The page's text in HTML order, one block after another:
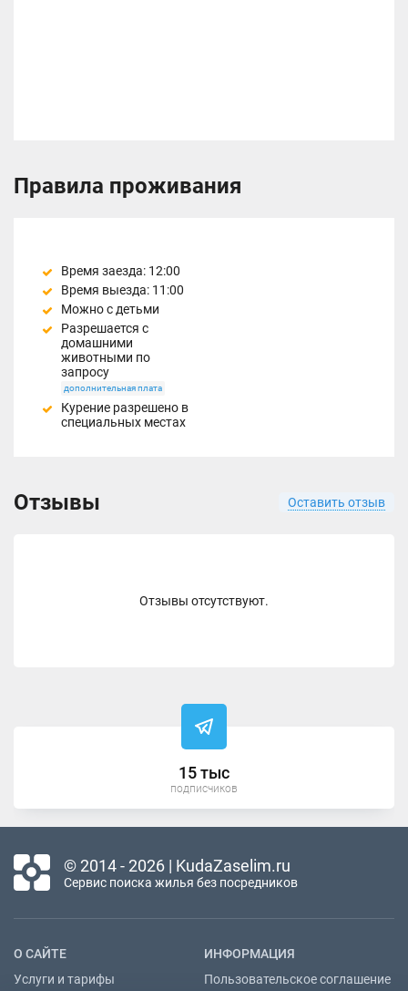
Правила проживания
Время заезда: 12:00
Время выезда: 11:00
Можно с детьми
Разрешается с
домашними
животными по
запросу
дополнительная плата
Курение разрешено в
специальных местах
Отзывы Оставить отзыв
Отзывы отсутствуют.
15 тыс
подписчиков
© 2014 - 2026 | KudaZaselim.ru
Сервис поиска жилья без посредников
О САЙТЕ
Услуги и тарифы
ИНФОРМАЦИЯ
Пользовательское соглашение